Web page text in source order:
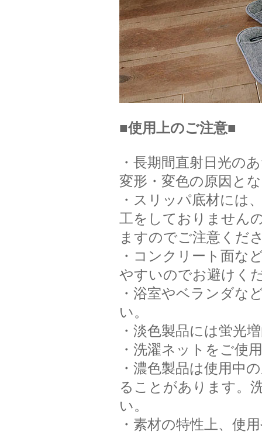
■使用上のご注意■
・長期間直射日光の
変形・変色の原因と
・スリッパ底材には
工をしておりません
ますのでご注意くだ
・コンクリート面な
やすいのでお避けく
・浴室やベランダな
い。
・淡色製品には蛍光
・洗濯ネットをご使
・濃色製品は使用中
ることがあります。
い。
・素材の特性上、使